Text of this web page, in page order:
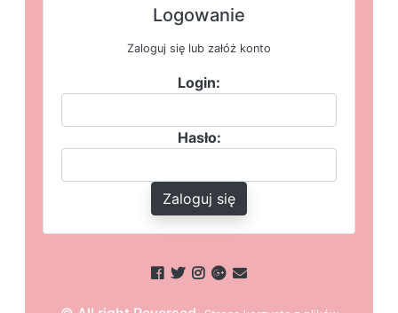
Logowanie
Zaloguj się lub załóż konto
Login:
Hasło:
Zaloguj się